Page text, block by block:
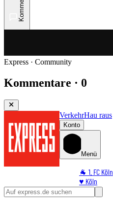
Express · Community
Kommentare · 0
VerkehrHau raus
Konto
Menü
🐐 1. FC Köln
♥️ Köln
⭐ Promi